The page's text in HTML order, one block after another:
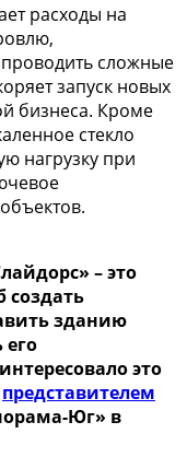
расходы на
сложные
запуск новых
бизнеса. Кроме
стекло
нагрузку при
– это
создать
зданию
его
это
представителем
Юг» в